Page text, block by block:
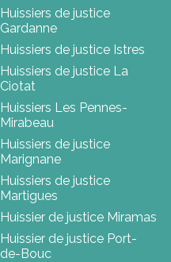
Huissiers de justice
Gardanne
Huissiers de justice Istres
Huissiers de justice La
Ciotat
Huissiers Les Pennes-
Mirabeau
Huissiers de justice
Marignane
Huissiers de justice
Martigues
Huissier de justice Miramas
Huissier de justice Port-
de-Bouc